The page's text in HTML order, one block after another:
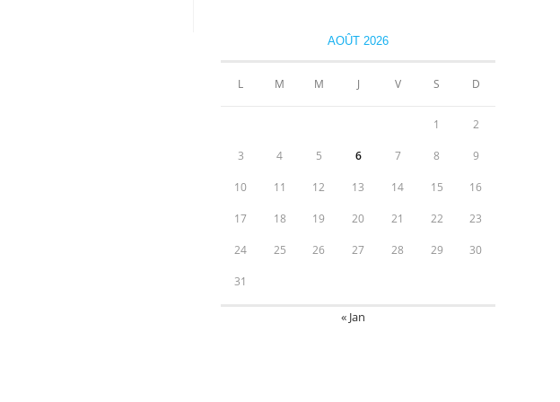
AOÛT 2026
L M M J V S D
1 2
3 4 5 6 7 8 9
10 11 12 13 14 15 16
17 18 19 20 21 22 23
24 25 26 27 28 29 30
31
« Jan